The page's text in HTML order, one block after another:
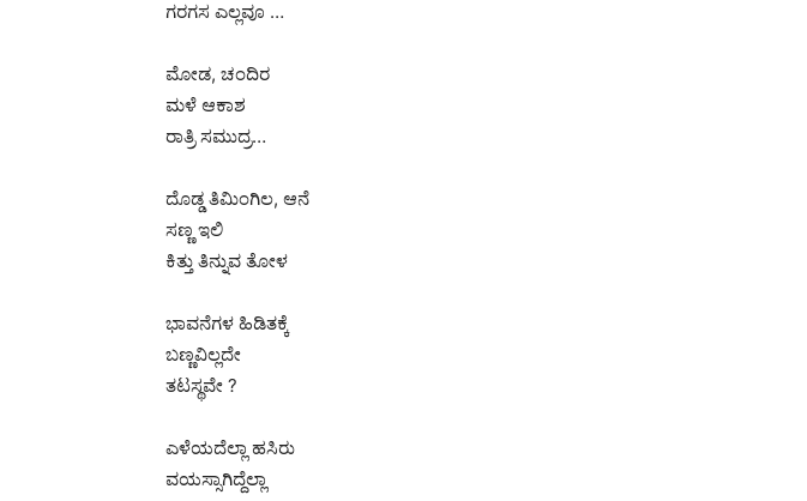
ಗರಗಸ ಎಲ್ಲವೂ …
ಮೋಡ, ಚಂದಿರ
ಮಳೆ ಆಕಾಶ
ರಾತ್ರಿ ಸಮುದ್ರ…
ದೊಡ್ಡ ತಿಮಿಂಗಿಲ, ಆನೆ
ಸಣ್ಣ ಇಲಿ
ಕಿತ್ತು ತಿನ್ನುವ ತೋಳ
ಭಾವನೆಗಳ ಹಿಡಿತಕ್ಕೆ
ಬಣ್ಣವಿಲ್ಲದೇ
ತಟಸ್ಥವೇ ?
ಎಳೆಯದೆಲ್ಲಾ ಹಸಿರು
ವಯಸ್ಸಾಗಿದ್ದೆಲ್ಲಾ